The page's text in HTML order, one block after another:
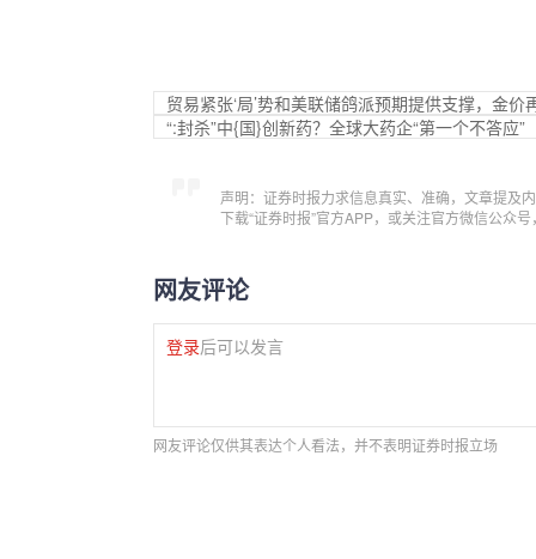
贸易紧张‘局’势和美联储鸽派预期提供支撑，金价
“:封杀”中{国}创新药？全球大药企“第一个不答应”
声明：证券时报力求信息真实、准确，文章提及
下载“证券时报”官方APP，或关注官方微信公众
网友评论
登录后可以发言
网友评论仅供其表达个人看法，并不表明证券时报立场